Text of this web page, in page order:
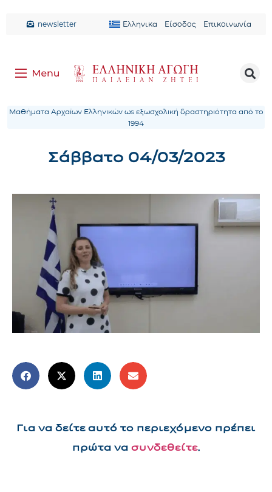
newsletter Ελληνικα Είσοδος Επικοινωνία
Μαθήματα Αρχαίων Ελληνικών ως εξωσχολική δραστηριότητα από το
1994
Σάββατο 04/03/2023
Για να δείτε αυτό το περιεχόμενο πρέπει
πρώτα να συνδεθείτε.